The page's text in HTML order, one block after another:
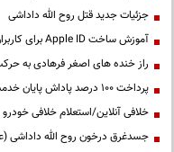
جزئیات جدید قتل روح الله داداشی
آموزش ساخت Apple ID برای کاربران ایرانی
راز خنده های اصغر فرهادی به
پرداخت ۱۰۰ درصد پاداش پایان خدمت فرهنگیان
خلافی آنلاین/استعلام خلافی خودرو
جسدغرق درخون روح الله